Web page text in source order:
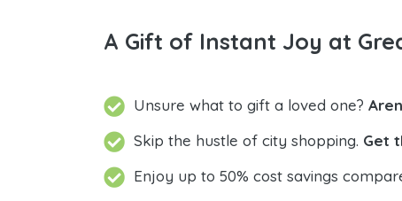
A Gift of Instant Joy at
Unsure what to gift a loved one?
Skip the hustle of city shopping. Get
Enjoy up to 50% cost savings